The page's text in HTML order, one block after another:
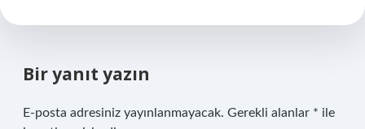
Bir yanıt yazın
E-posta adresiniz yayınlanmayacak. Gerekli alanlar * ile